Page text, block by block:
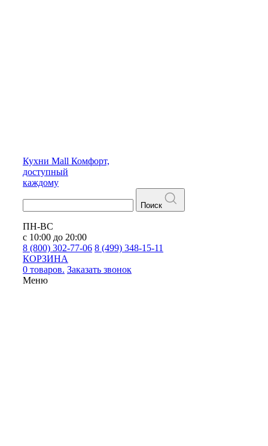
Кухни Mall Комфорт,
доступный
каждому
Поиск
ПН-ВС
с 10:00 до 20:00
8 (800) 302-77-06 8 (499) 348-15-11
КОРЗИНА
0 товаров. Заказать звонок
Меню